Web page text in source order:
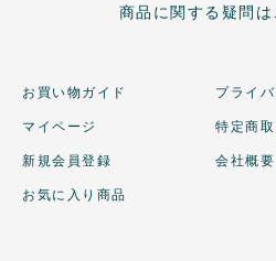
商品に関する疑問は
お買い物ガイド
マイページ
新規会員登録
お気に入り商品
プライ
特定商
会社概要